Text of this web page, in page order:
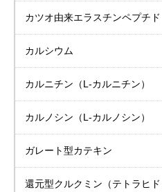
カツオ由来エラスチンペプチド
カルシウム
カルニチン （L-カルニチン）
カルノシン （L-カルノシン）
ガレート型カテキン
還元型クルクミン（テトラヒド